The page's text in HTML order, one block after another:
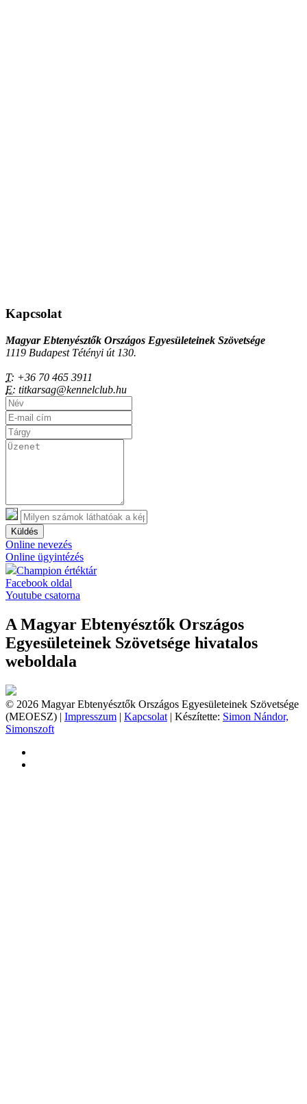
Kapcsolat
Magyar Ebtenyésztők Országos Egyesületeinek Szövetsége
1119 Budapest Tétényi út 130.
T: +36 70 465 3911
E: titkarsag@kennelclub.hu
Küldés
Online nevezés
Online ügyintézés
Champion értéktár
Facebook oldal
Youtube csatorna
A Magyar Ebtenyésztők Országos
Egyesületeinek Szövetsége hivatalos
weboldala
© 2026 Magyar Ebtenyésztők Országos Egyesületeinek Szövetsége
(MEOESZ) | Impresszum | Kapcsolat | Készítette: Simon Nándor,
Simonszoft